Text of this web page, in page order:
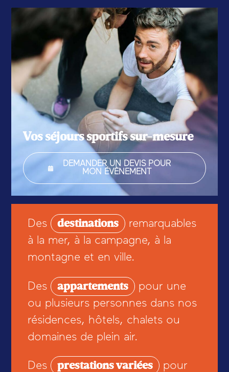
Vos séjours sportifs sur-mesure
DEMANDER UN DEVIS POUR
MON ÉVÈNEMENT
Des destinations remarquables
à la mer, à la campagne, à la
montagne et en ville.
Des appartements pour une
ou plusieurs personnes dans nos
résidences, hôtels, chalets ou
domaines de plein air.
Des prestations variées pour